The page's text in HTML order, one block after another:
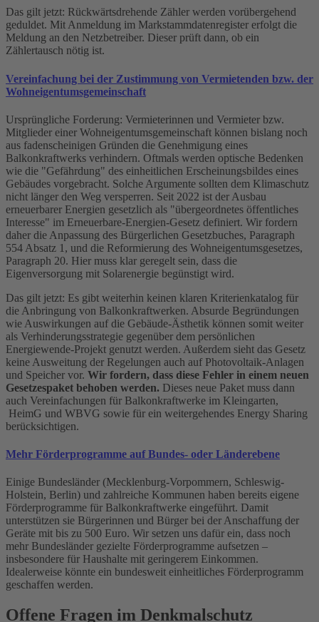
Das gilt jetzt: Rückwärtsdrehende Zähler werden vorübergehend
geduldet. Mit Anmeldung im Markstammdatenregister erfolgt die
Meldung an den Netzbetreiber. Dieser prüft dann, ob ein
Zählertausch nötig ist.
Vereinfachung bei der Zustimmung von Vermietenden bzw. der
Wohneigentumsgemeinschaft
Ursprüngliche Forderung: Vermieterinnen und Vermieter bzw.
Mitglieder einer Wohneigentumsgemeinschaft können bislang noch
aus fadenscheinigen Gründen die Genehmigung eines
Balkonkraftwerks verhindern. Oftmals werden optische Bedenken
wie die "Gefährdung" des einheitlichen Erscheinungsbildes eines
Gebäudes vorgebracht. Solche Argumente sollten dem Klimaschutz
nicht länger den Weg versperren. Seit 2022 ist der Ausbau
erneuerbarer Energien gesetzlich als "übergeordnetes öffentliches
Interesse" im Erneuerbare-Energien-Gesetz definiert. Wir fordern
daher die Anpassung des Bürgerlichen Gesetzbuches, Paragraph
554 Absatz 1, und die Reformierung des Wohneigentumsgesetzes,
Paragraph 20. Hier muss klar geregelt sein, dass die
Eigenversorgung mit Solarenergie begünstigt wird.
Das gilt jetzt: Es gibt weiterhin keinen klaren Kriterienkatalog für
die Anbringung von Balkonkraftwerken. Absurde Begründungen
wie Auswirkungen auf die Gebäude-Ästhetik können somit weiter
als Verhinderungsstrategie gegenüber dem persönlichen
Energiewende-Projekt genutzt werden. Außerdem sieht das Gesetz
keine Ausweitung der Regelungen auch auf Photovoltaik-Anlagen
und Speicher vor. Wir fordern, dass diese Fehler in einem neuen
Gesetzespaket behoben werden. Dieses neue Paket muss dann
auch Vereinfachungen für Balkonkraftwerke im Kleingarten,
HeimG und WBVG sowie für ein weitergehendes Energy Sharing
berücksichtigen.
Mehr Förderprogramme auf Bundes- oder Länderebene
Einige Bundesländer (Mecklenburg-Vorpommern, Schleswig-
Holstein, Berlin) und zahlreiche Kommunen haben bereits eigene
Förderprogramme für Balkonkraftwerke eingeführt. Damit
unterstützen sie Bürgerinnen und Bürger bei der Anschaffung der
Geräte mit bis zu 500 Euro. Wir setzen uns dafür ein, dass noch
mehr Bundesländer gezielte Förderprogramme aufsetzen –
insbesondere für Haushalte mit geringerem Einkommen.
Idealerweise könnte ein bundesweit einheitliches Förderprogramm
geschaffen werden.
Offene Fragen im Denkmalschutz